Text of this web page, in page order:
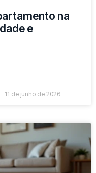
na
e
11 de junho de 2026